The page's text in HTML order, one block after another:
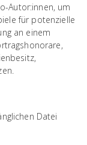
Autor:innen, um
für potenzielle
an einem
Datei